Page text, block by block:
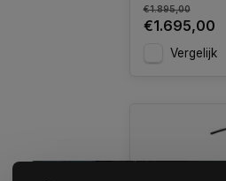
€1.895,00
€1.695,00
Vergelijk